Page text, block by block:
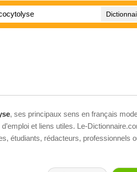
, ses principaux sens en français
et liens utiles. Le-
étudiants, rédacteurs, professionnels